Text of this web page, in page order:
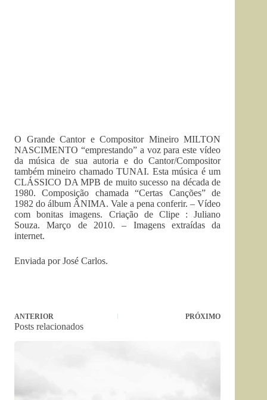
O Grande Cantor e Compositor Mineiro MILTON
NASCIMENTO “emprestando” a voz para este vídeo
da música de sua autoria e do Cantor/Compositor
também mineiro chamado TUNAI. Esta música é um
CLÁSSICO DA MPB de muito sucesso na década de
1980. Composição chamada “Certas Canções” de
1982 do álbum ÂNIMA. Vale a pena conferir. – Vídeo
com bonitas imagens. Criação de Clipe : Juliano
Souza. Março de 2010. – Imagens extraídas da
internet.
Enviada por José Carlos.
ANTERIOR PRÓXIMO
Posts relacionados